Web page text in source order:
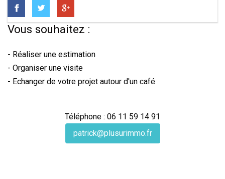
Vous souhaitez :
- Réaliser une estimation
- Organiser une visite
- Echanger de votre projet autour d'un café
Téléphone : 06 11 59 14 91
patrick@plusurimmo.fr